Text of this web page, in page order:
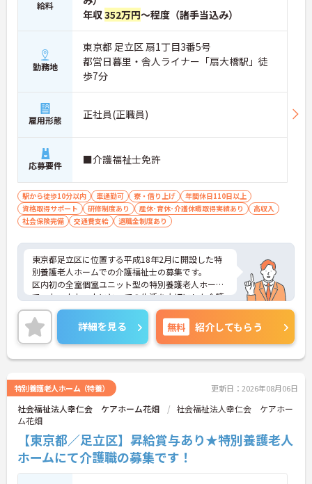
給料
年収352万円～程度（諸手当込み）
勤務地
東京都 足立区 扇1丁目3番5号
都営日暮里・舎人ライナー「扇大橋駅」徒
歩7分
雇用形態 正社員(正職員)
応募要件 ■介護福祉士免許
駅から徒歩10分以内 車通勤可 寮・借り上げ
年間休日110日以上
資格取得サポート
研修制度あり 産休･育休･介護休暇取得実績あり
高収入
社会保険完備
交通費支給 退職金制度あり
東京都足立区に位置する平成18年2月に開設した特
別養護老人ホームでの介護福祉士の募集です。
区内初の全室個室ユニット型の特別養護老人ホーム
で、お一人お一人にとっての生活を大切にした介護
を目指しています。
年間休日110日以上に加え、残業時間が少なめです
ので、プライベートも時間も大事にされたい方にお
勧めです。知識や技術の向上心旺盛な方、ブランク
のある方にも安心な充実の研修制度を用意していま
しますのでお気軽にお問い合わせください。
詳細を見る 無料 紹介してもらう
特別養護老人ホーム（特養） 更新日：2026年08月06日
社会福祉法人幸仁会 ケアホーム花畑
社会福祉法人幸仁会 ケアホー
ム花畑
【東京都／足立区】昇給賞与あり★特別養護老人
ホームにて介護職の募集です！